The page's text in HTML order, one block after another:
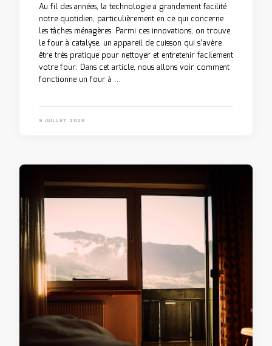
Au fil des années, la technologie a grandement facilité
notre quotidien, particulièrement en ce qui concerne
les tâches ménagères. Parmi ces innovations, on trouve
le four à catalyse, un appareil de cuisson qui s’avère
être très pratique pour nettoyer et entretenir facilement
votre four. Dans cet article, nous allons voir comment
fonctionne un four à …
9 JUILLET 2023